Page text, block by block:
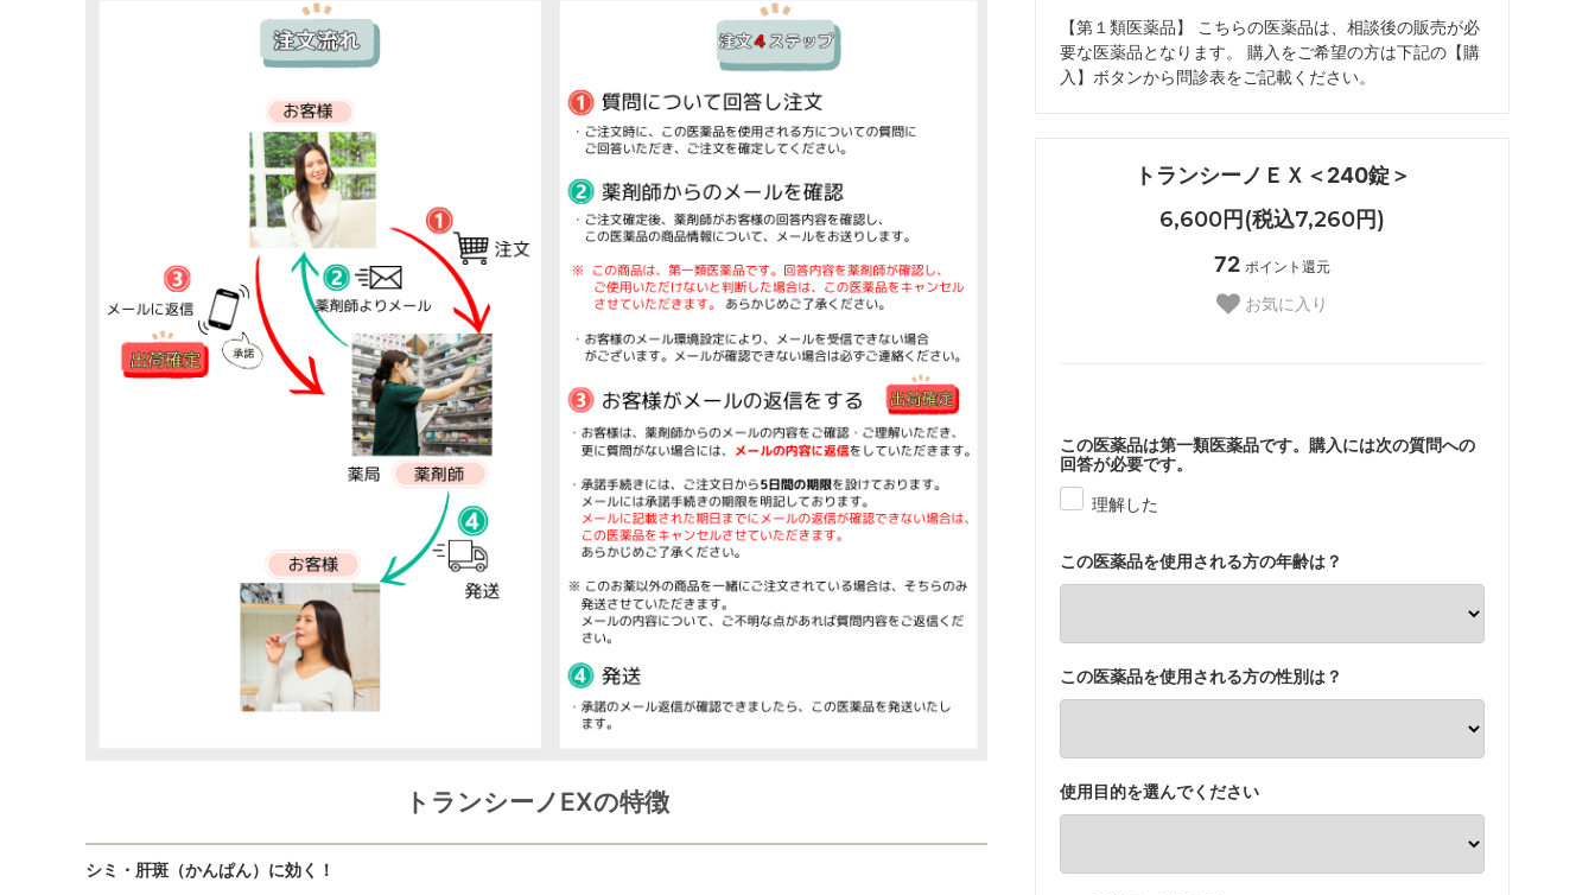
【第１類医薬品】 こちらの医薬品は、相談後の販売が必
要な医薬品となります。 購入をご希望の方は下記の【購
入】ボタンから問診表をご記載ください。
トランシーノＥＸ＜240錠＞
6,600円(税込7,260円)
72 ポイント還元
お気に入り
この医薬品は第一類医薬品です。購入には次の質問への
回答が必要です。
理解した
この医薬品を使用される方の年齢は？
この医薬品を使用される方の性別は？
使用目的を選んでください
トランシーノEXの特徴
シミ・肝斑（かんぱん）に効く！